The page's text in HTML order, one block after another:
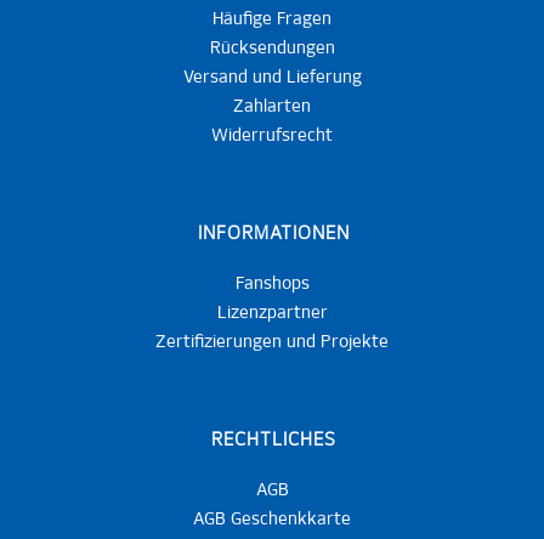
Häufige Fragen
Rücksendungen
Versand und Lieferung
Zahlarten
Widerrufsrecht
INFORMATIONEN
Fanshops
Lizenzpartner
Zertifizierungen und Projekte
RECHTLICHES
AGB
AGB Geschenkkarte